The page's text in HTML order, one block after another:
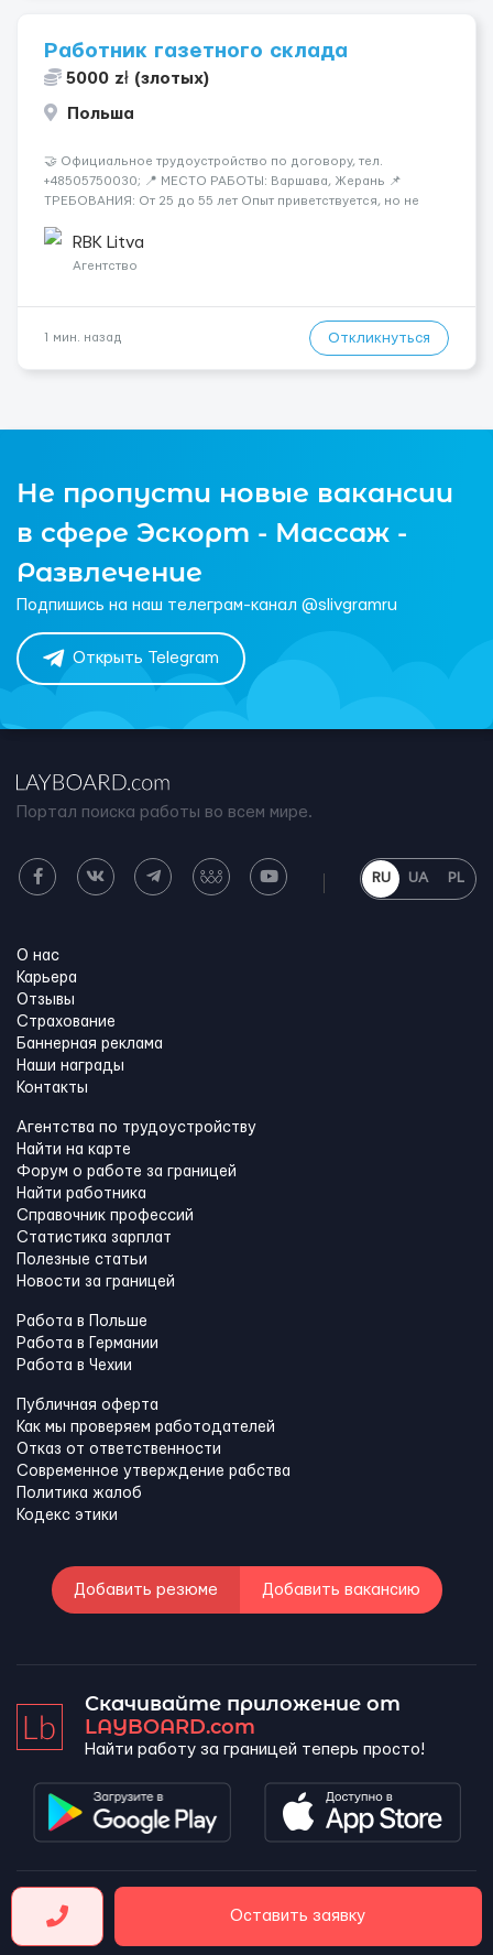
Оставить заявку
Работник газетного склада
5000 zł (злотых)
Польша
🤝 Официальное трудоустройство по договору, тел.
+48505750030; 📍 МЕСТО РАБОТЫ: Варшава, Жерань 📌
ТРЕБОВАНИЯ: От 25 до 55 лет Опыт приветствуется, но не
Мужчины (25-55 лет) язык: разговорный уровень польского 📆
ГРАФИК РАБОТЫ...
RBK Litva
Агентство
1 мин. назад Откликнуться
Не пропусти новые вакансии
в сфере Эскорт - Массаж -
Развлечение
Подпишись на наш телеграм-канал @slivgramru
Открыть Telegram
Портал поиска работы во всем мире.
RU UA PL
О нас
Карьера
Отзывы
Страхование
Баннерная реклама
Наши награды
Контакты
Агентства по трудоустройству
Найти на карте
Форум о работе за границей
Найти работника
Справочник профессий
Статистика зарплат
Полезные статьи
Новости за границей
Работа в Польше
Работа в Германии
Работа в Чехии
Публичная оферта
Как мы проверяем работодателей
Отказ от ответственности
Современное утверждение рабства
Политика жалоб
Кодекс этики
Добавить резюме Добавить вакансию
Скачивайте приложение от
LAYBOARD.com
Найти работу за границей теперь просто!
LAYBOARD, SL Copyright 2026 ©